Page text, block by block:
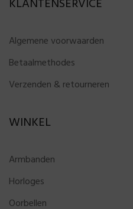
KLANTENSERVICE
Algemene voorwaarden
Betaalmethodes
Verzenden & retourneren
WINKEL
Armbanden
Horloges
Oorbellen